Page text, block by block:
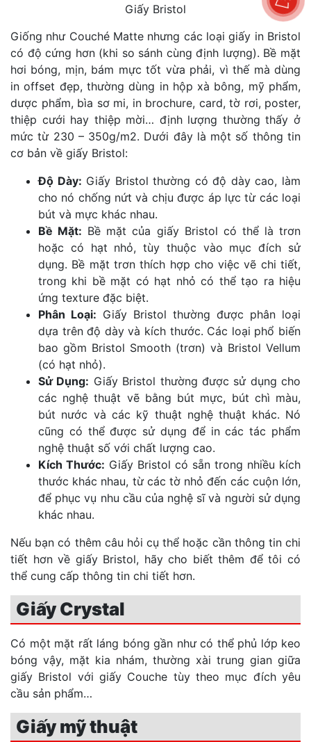
Giấy Bristol
Giống như Couché Matte nhưng các loại giấy in Bristol
có độ cứng hơn (khi so sánh cùng định lượng). Bề mặt
hơi bóng, mịn, bám mực tốt vừa phải, vì thế mà dùng
in offset đẹp, thường dùng in hộp xà bông, mỹ phẩm,
dược phẩm, bìa sơ mi, in brochure, card, tờ rơi, poster,
thiệp cưới hay thiệp mời… định lượng thường thấy ở
mức từ 230 – 350g/m2. Dưới đây là một số thông tin
cơ bản về giấy Bristol:
Độ Dày: Giấy Bristol thường có độ dày cao, làm
cho nó chống nứt và chịu được áp lực từ các loại
bút và mực khác nhau.
Bề Mặt: Bề mặt của giấy Bristol có thể là trơn
hoặc có hạt nhỏ, tùy thuộc vào mục đích sử
dụng. Bề mặt trơn thích hợp cho việc vẽ chi tiết,
trong khi bề mặt có hạt nhỏ có thể tạo ra hiệu
ứng texture đặc biệt.
Phân Loại: Giấy Bristol thường được phân loại
dựa trên độ dày và kích thước. Các loại phổ biến
bao gồm Bristol Smooth (trơn) và Bristol Vellum
(có hạt nhỏ).
Sử Dụng: Giấy Bristol thường được sử dụng cho
các nghệ thuật vẽ bằng bút mực, bút chì màu,
bút nước và các kỹ thuật nghệ thuật khác. Nó
cũng có thể được sử dụng để in các tác phẩm
nghệ thuật số với chất lượng cao.
Kích Thước: Giấy Bristol có sẵn trong nhiều kích
thước khác nhau, từ các tờ nhỏ đến các cuộn lớn,
để phục vụ nhu cầu của nghệ sĩ và người sử dụng
khác nhau.
Nếu bạn có thêm câu hỏi cụ thể hoặc cần thông tin chi
tiết hơn về giấy Bristol, hãy cho biết thêm để tôi có
thể cung cấp thông tin chi tiết hơn.
Giấy Crystal
Có một mặt rất láng bóng gần như có thể phủ lớp keo
bóng vậy, mặt kia nhám, thường xài trung gian giữa
giấy Bristol với giấy Couche tùy theo mục đích yêu
cầu sản phẩm…
Giấy mỹ thuật